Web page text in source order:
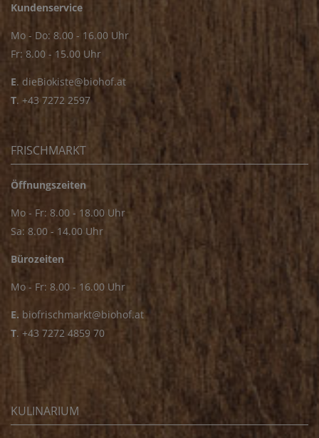
Kundenservice
Mo - Do: 8.00 - 16.00 Uhr
Fr: 8.00 - 15.00 Uhr
E. dieBiokiste@biohof.at
T. +43 7272 2597
FRISCHMARKT
Öffnungszeiten
Mo - Fr: 8.00 - 18.00 Uhr
Sa: 8.00 - 14.00 Uhr
Bürozeiten
Mo - Fr: 8.00 - 16.00 Uhr
E. biofrischmarkt@biohof.at
T. +43 7272 4859 70
KULINARIUM